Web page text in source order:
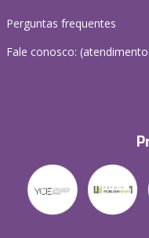
Perguntas frequentes
Fale conosco: